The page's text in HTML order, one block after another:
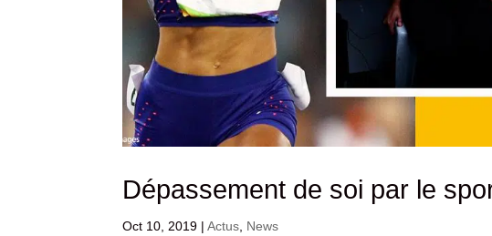
Dépassement de soi par le
Oct 10, 2019 |Actus News